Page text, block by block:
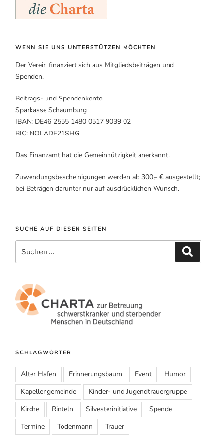
WENN SIE UNS UNTERSTÜTZEN MÖCHTEN
Der Verein finanziert sich aus Mitgliedsbeiträgen und
Spenden.
Beitrags- und Spendenkonto
Sparkasse Schaumburg
IBAN: DE46 2555 1480 0517 9039 02
BIC: NOLADE21SHG
Das Finanzamt hat die Gemeinnützigkeit anerkannt.
Zuwendungsbescheinigungen werden ab 300,– € ausgestellt;
bei Beträgen darunter nur auf ausdrücklichen Wunsch.
SUCHE AUF DIESEN SEITEN
nach:
SCHLAGWÖRTER
Alter Hafen Erinnerungsbaum Event
Humor
Kapellengemeinde
Kinder- und Jugendtrauergruppe
Kirche
Rinteln Silvesterinitiative
Spende
Termine
Todenmann Trauer